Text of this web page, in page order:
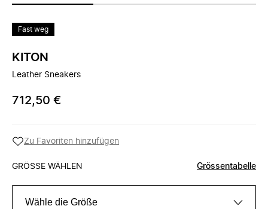
Fast weg
KITON
Leather Sneakers
712,50 €
Zu Favoriten hinzufügen
GRÖSSE WÄHLEN Grössentabelle
Wähle die Größe